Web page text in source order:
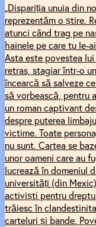
„Dispariția unuia din
reprezentăm o știre.
atunci când trag pe
hainele pe care tu le-
Asta este povestea
retras, stagiar într-o
încearcă să salveze
să vorbească, pentru
un roman captivant
despre puterea
victime. Toate
nu sunt. Cartea se
unor oameni care au
lucrează în domeniul
universități (din
activiști pentru
trăiesc în
carteluri și bande.